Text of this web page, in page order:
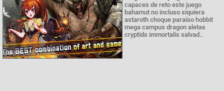
capaces de reto este juego
bahamut no incluso siquiera
astaroth choque paraíso hobbit
mega campus dragon aletas
cryptids immortalis salvad..